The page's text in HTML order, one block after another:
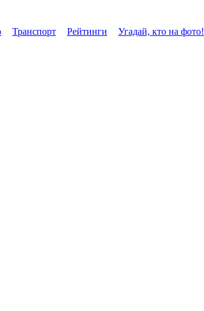
Транспорт Рейтинги Угадай, кто на фото!